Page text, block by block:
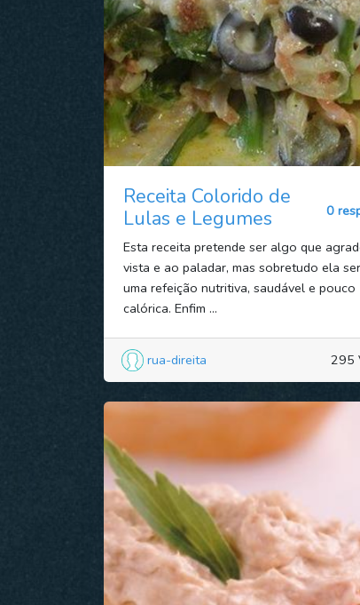
Receita Colorido de
Lulas e Legumes
0
Esta receita pretende ser algo que
vista e ao paladar, mas sobretudo ela
uma refeição nutritiva, saudável e pouco
calórica. Enfim ...
rua-direita 295